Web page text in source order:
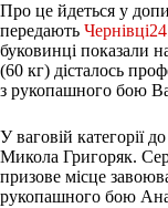
Про це йдеться у
передають
буковинці показали
(60 кг) дісталось
з рукопашного бою
У ваговій категорії
Микола Григоряк.
призове місце
рукопашного бою